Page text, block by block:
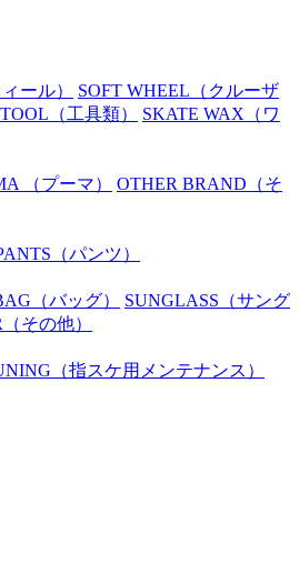
ール） SOFT WHEEL （クルーザ
TOOL （工具類） SKATE WAX （ワ
（プーマ） OTHER BRAND （そ
（パンツ）
（バッグ） SUNGLASS （サング
（その他）
（指スケ用メンテナンス）